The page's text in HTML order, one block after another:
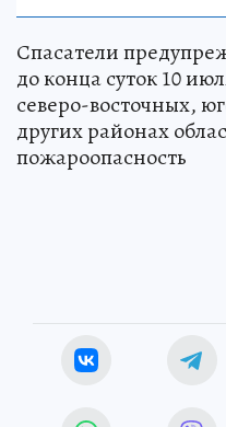
Спасатели
до конца суток 10
северо-восточных,
других районах
пожароопасность